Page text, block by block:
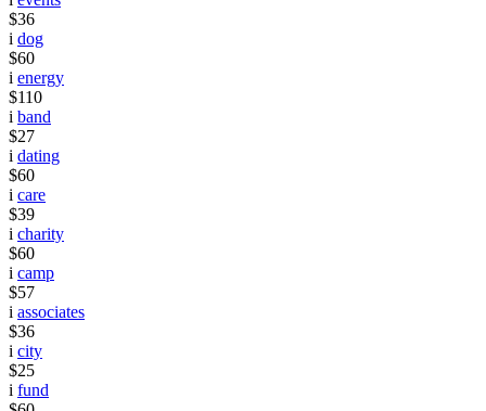
$36
i dog
$60
i energy
$110
i band
$27
i dating
$60
i care
$39
i charity
$60
i camp
$57
i associates
$36
i city
$25
i fund